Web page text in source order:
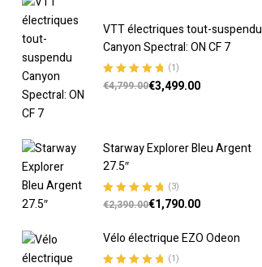
VTT électriques tout-suspendu
Canyon Spectral: ON CF 7
Note5.00sur
(1)
€4,799.00€3,499.00
Starway Explorer Bleu Argent
27.5″
Note5.00sur
(3)
€2,390.00€1,790.00
Vélo électrique EZO Odeon
(1)